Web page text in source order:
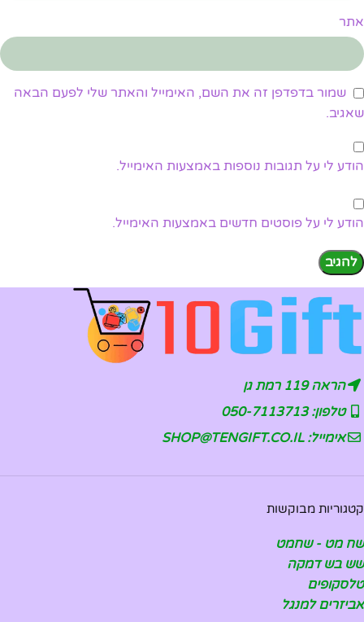
אתר
שמור בדפדפן זה את השם, האימייל והאתר שלי לפעם הבאה
שאגיב.
הודע לי על תגובות נוספות באמצעות האימייל.
הודע לי על פוסטים חדשים באמצעות האימייל.
הראה 119 רמת גן
טלפון: 050-7113713
אימייל: SHOP@TENGIFT.CO.IL
קטגוריות מבוקשות
שח מט - שחמט
שש בש דמקה
טלסקופים
אביזרים למנגל